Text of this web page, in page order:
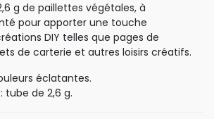
g de paillettes végétales, à
pour apporter une touche
DIY telles que pages de
de carterie et autres loisirs créatifs.
éclatantes.
de 2,6 g.